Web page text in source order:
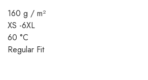
160 g / m²
XS -6XL
60 °C
Regular Fit